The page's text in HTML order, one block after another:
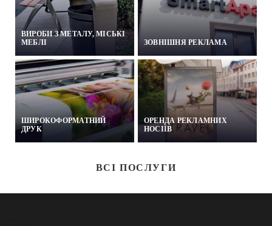
ВИРОБИ З МЕТАЛУ, МІСЬКІ
МЕБЛІ
ЗОВНІШНЯ РЕКЛАМА
ШИРОКОФОРМАТНИЙ
ДРУК
ОРЕНДА РЕКЛАМНИХ
НОСІЇВ
ВСІ ПОСЛУГИ